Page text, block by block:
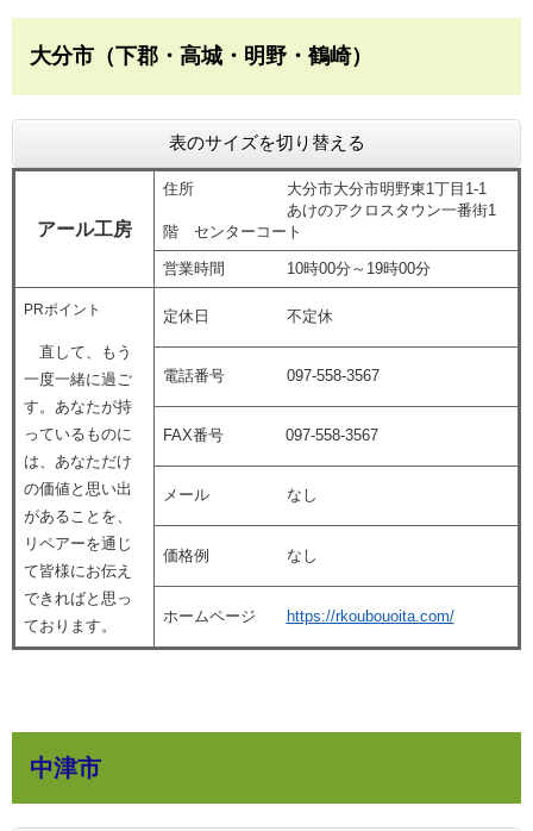
​大分市（下郡・高城・明野・鶴崎）
表のサイズを切り替える
アール工房
住所 大分市大分市明野東1丁目1-1
あけのアクロスタウン一番街1
階 センターコート
営業時間 10時00分～19時00分
PRポイント
直して、もう
一度一緒に過ご
す。あなたが持
っているものに
は、あなただけ
の価値と思い出
があることを、
リペアーを通じ
て皆様にお伝え
できればと思っ
ております。
定休日 不定休
電話番号 097-558-3567
FAX番号 097-558-3567
メール なし
価格例 なし
ホームページ https://rkoubouoita.com/
中津市